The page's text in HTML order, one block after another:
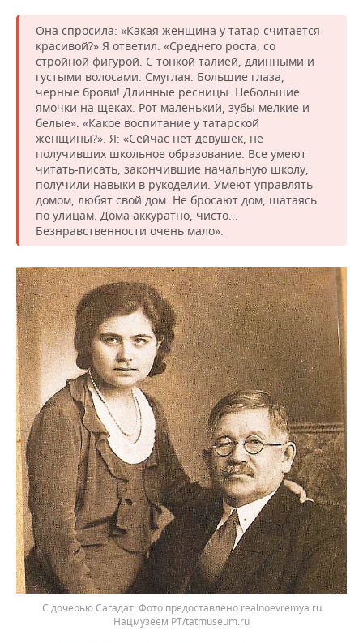
Она спросила: «Какая женщина у татар считается
красивой?» Я ответил: «Среднего роста, со
стройной фигурой. С тонкой талией, длинными и
густыми волосами. Смуглая. Большие глаза,
черные брови! Длинные ресницы. Небольшие
ямочки на щеках. Рот маленький, зубы мелкие и
белые». «Какое воспитание у татарской
женщины?». Я: «Сейчас нет девушек, не
получивших школьное образование. Все умеют
читать-писать, закончившие начальную школу,
получили навыки в рукоделии. Умеют управлять
домом, любят свой дом. Не бросают дом, шатаясь
по улицам. Дома аккуратно, чисто...
Безнравственности очень мало».
С дочерью Сагадат. Фото предоставлено realnoevremya.ru
Нацмузеем РТ/tatmuseum.ru